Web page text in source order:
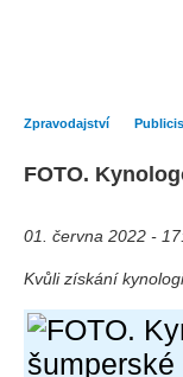
Zpravodajství
FOTO.
01. června 2022 -
Kvůli získání